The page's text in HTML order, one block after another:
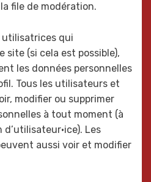
file de modération.
qui
site (si cela est possible),
les données personnelles
Tous les utilisateurs et
modifier ou supprimer
à tout moment (à
d’utilisateur·ice). Les
aussi voir et modifier